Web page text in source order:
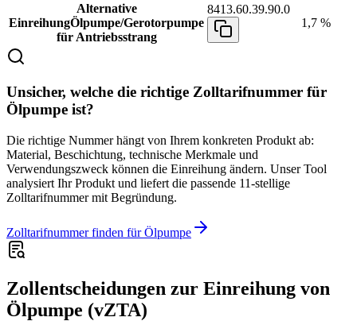
Alternative
EinreihungÖlpumpe/Gerotorpumpe
für Antriebsstrang
8413.60.39.90.0
1,7 %
Unsicher, welche die richtige Zolltarifnummer für
Ölpumpe ist?
Die richtige Nummer hängt von Ihrem konkreten Produkt ab:
Material, Beschichtung, technische Merkmale und
Verwendungszweck können die Einreihung ändern. Unser Tool
analysiert Ihr Produkt und liefert die passende 11-stellige
Zolltarifnummer mit Begründung.
Zolltarifnummer finden für Ölpumpe
Zollentscheidungen zur Einreihung von
Ölpumpe (vZTA)